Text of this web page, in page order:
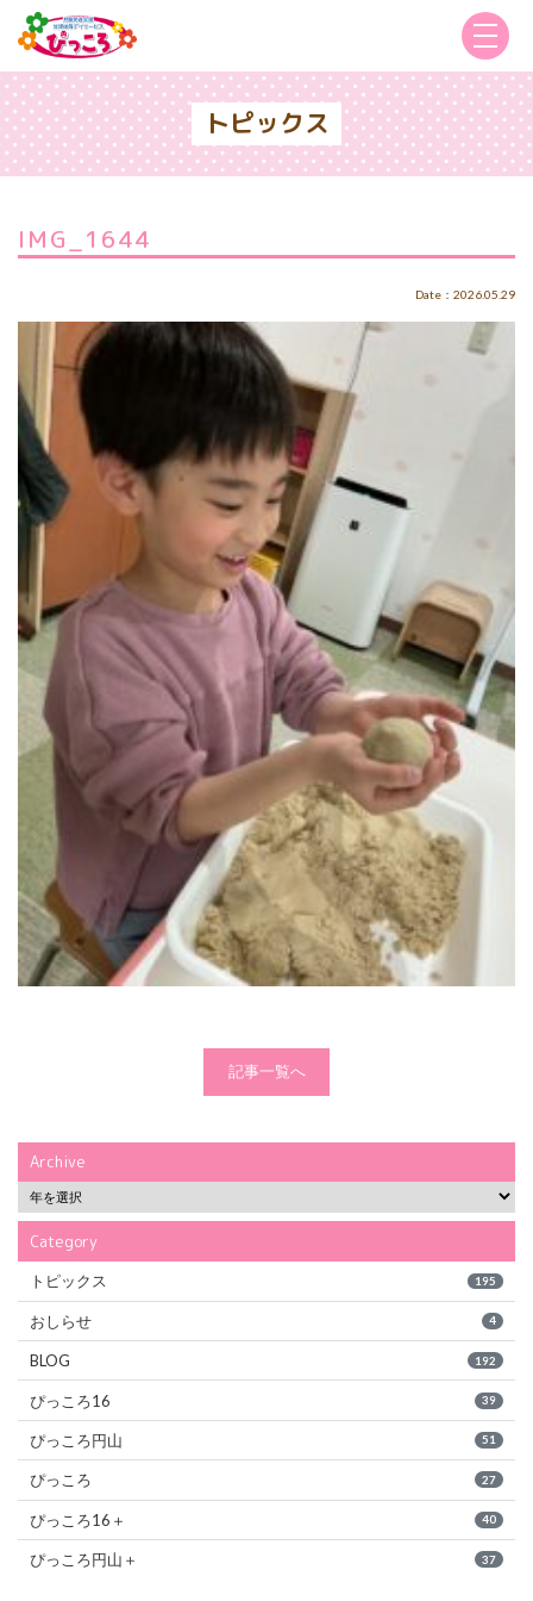
トピックス
IMG_1644
Date：2026.05.29
記事一覧へ
Archive
Category
トピックス 195
おしらせ 4
BLOG 192
ぴっころ16 39
ぴっころ円山 51
ぴっころ 27
ぴっころ16＋ 40
ぴっころ円山＋ 37